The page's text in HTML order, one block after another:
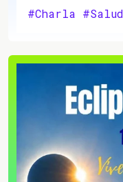
#Charla #Salud